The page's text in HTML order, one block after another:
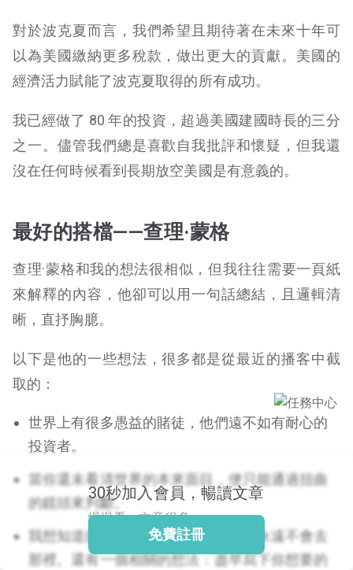
對於波克夏而言，我們希望且期待著在未來十年可
以為美國繳納更多稅款，做出更大的貢獻。美國的
經濟活力賦能了波克夏取得的所有成功。
我已經做了 80 年的投資，超過美國建國時長的三分
之一。儘管我們總是喜歡自我批評和懷疑，但我還
沒在任何時候看到長期放空美國是有意義的。
最好的搭檔——查理·蒙格
查理·蒙格和我的想法很相似，但我往往需要一頁紙
來解釋的內容，他卻可以用一句話總結，且邏輯清
晰，直抒胸臆。
以下是他的一些想法，很多都是從最近的播客中截
取的：
世界上有很多愚益的賭徒，他們遠不如有耐心的
投資者。
當你還未看清世界的本來面目，便只能通過扭曲
的鏡頭來判斷。
我想知道的是我將在哪裡死去，那我永遠不會去
那裡。還有一個相關的想法：盡早寫下你想要的
30秒加入會員，暢讀文章
慢慢看，文章很多
免費註冊
閱讀文章，天天賺
出國就缺這咖？股
感會員免費帶回
吋上掀行李箱